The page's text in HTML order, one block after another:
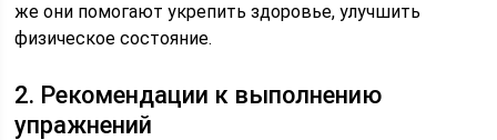
же они помогают укрепить здоровье, улучшить
физическое состояние.
2. Рекомендации к выполнению
упражнений